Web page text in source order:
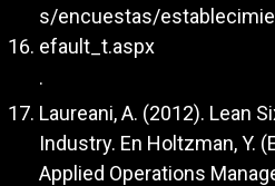
s/encuestas/
efault_t.aspx
.
Laureani, A. (2012). Lean
Industry. En Holtzman, Y.
Applied Operations